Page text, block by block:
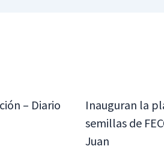
– Diario
Inauguran la
semillas de
Juan